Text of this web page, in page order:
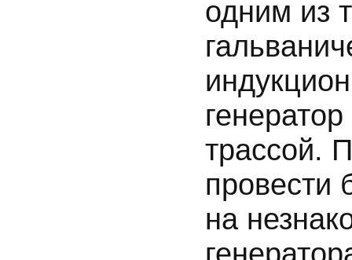
одним из
трассой.
провести
на